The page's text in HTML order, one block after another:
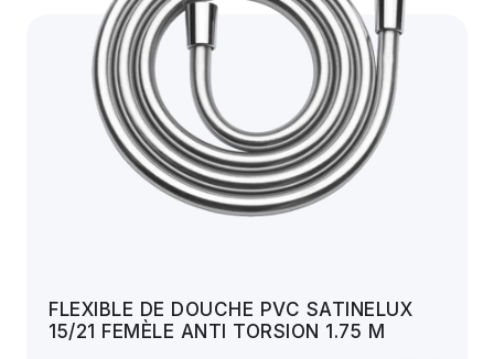
FLEXIBLE DE DOUCHE PVC SATINELUX
15/21 FEMÈLE ANTI TORSION 1.75 M